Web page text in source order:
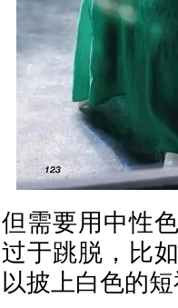
但需要用中性
过于跳脱，比
以披上白色的